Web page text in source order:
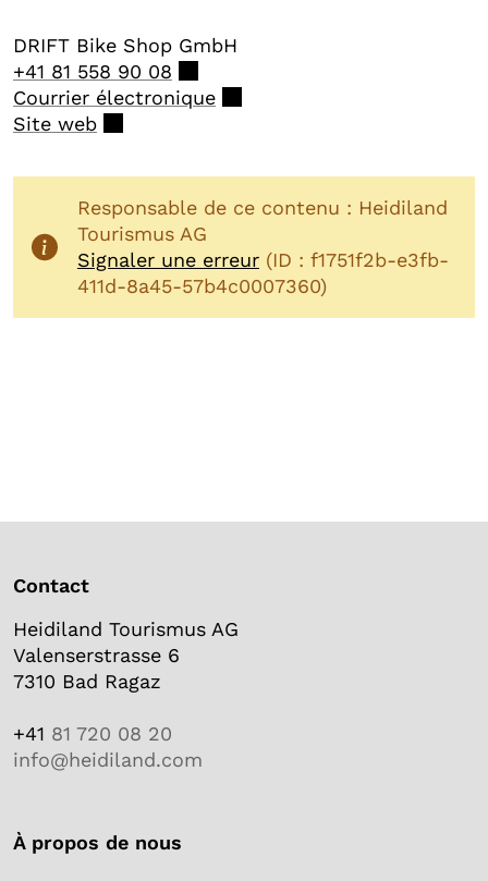
DRIFT Bike Shop GmbH
+41 81 558 90 08
Courrier électronique
Site web
Responsable de ce contenu : Heidiland
Tourismus AG
Signaler une erreur(ID : f1751f2b-e3fb-
411d-8a45-57b4c0007360)
Contact
Heidiland Tourismus AG
Valenserstrasse 6
7310 Bad Ragaz
+41 81 720 08 20
info@heidiland.com
À propos de nous